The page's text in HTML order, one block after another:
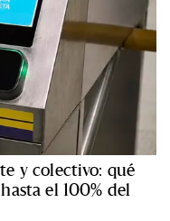
y colectivo: qué
el 100% del